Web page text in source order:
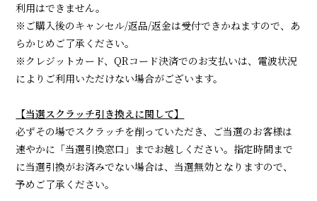
利用はできません。
※ご購入後のキャンセル/返品/返金は受付できかねますので、あ
らかじめご了承ください。
※クレジットカード、QRコード決済でのお支払いは、電波状況
によりご利用いただけない場合がございます。
【当選スクラッチ引き換えに関して】
必ずその場でスクラッチを削っていただき、ご当選のお客様は
速やかに「当選引換窓口」までお越しください。指定時間まで
に当選引換がお済みでない場合は、当選無効となりますので、
予めご了承ください。